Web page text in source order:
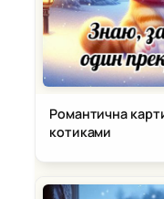
Романтична
котиками